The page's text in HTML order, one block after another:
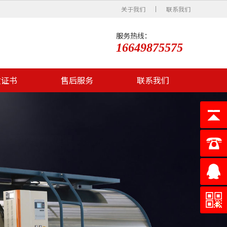
关于我们 联系我们
服务热线：
16649875575
书 售后服务 联系我们